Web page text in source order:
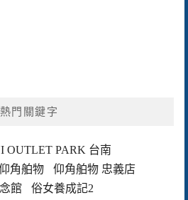
熱門關鍵字
OUTLET PARK 台南
角舶物
仰角舶物 忠義店
館
俗女養成記2